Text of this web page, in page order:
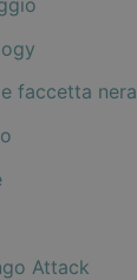
faccetta nera
Attack